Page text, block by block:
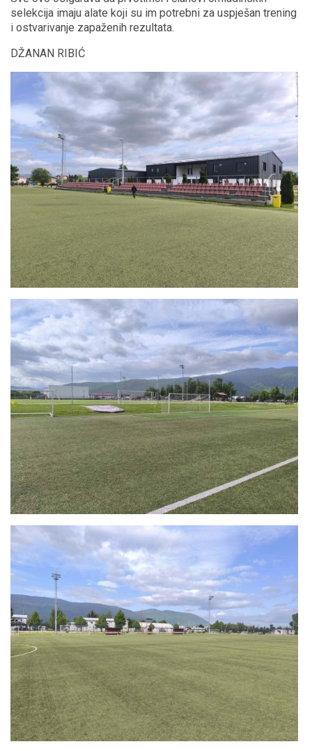
selekcija imaju alate koji su im potrebni za uspješan trening
i ostvarivanje zapaženih rezultata.
DŽANAN RIBIĆ